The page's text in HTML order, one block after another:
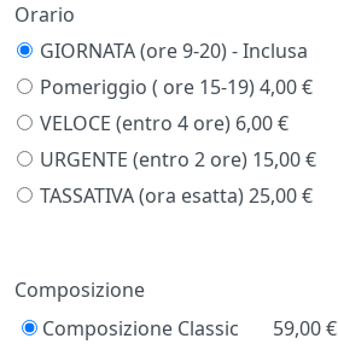
Orario
GIORNATA (ore 9-20) - Inclusa
Pomeriggio ( ore 15-19) 4,00 €
VELOCE (entro 4 ore) 6,00 €
URGENTE (entro 2 ore) 15,00 €
TASSATIVA (ora esatta) 25,00 €
Prezzo
Composizione
Composizione Classic
59,00€